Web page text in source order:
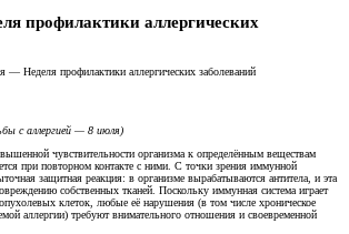
профилактики аллергических
— Неделя профилактики аллергических заболеваний
с аллергией — 8 июля)
чувствительности организма к определённым веществам
при повторном контакте с ними. С точки зрения иммунной
защитная реакция: в организме вырабатываются антитела, и эта
собственных тканей. Поскольку иммунная система играет
клеток, любые её нарушения (в том числе хроническое
аллергии) требуют внимательного отношения и своевременной